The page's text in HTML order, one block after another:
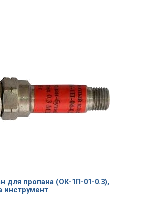
для пропана (ОК-1П-01-0.3),
инструмент